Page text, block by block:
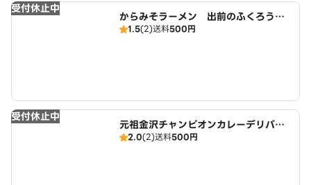
受付休止中
からみそラーメン 出前のふくろう
藤が丘店 広域店
1.5(2)送料500円
受付休止中
元祖金沢チャンピオンカレーデリバリ
ー 藤が丘店 広域店
2.0(2)送料500円